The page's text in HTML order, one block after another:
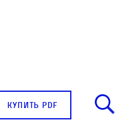
купить pdf